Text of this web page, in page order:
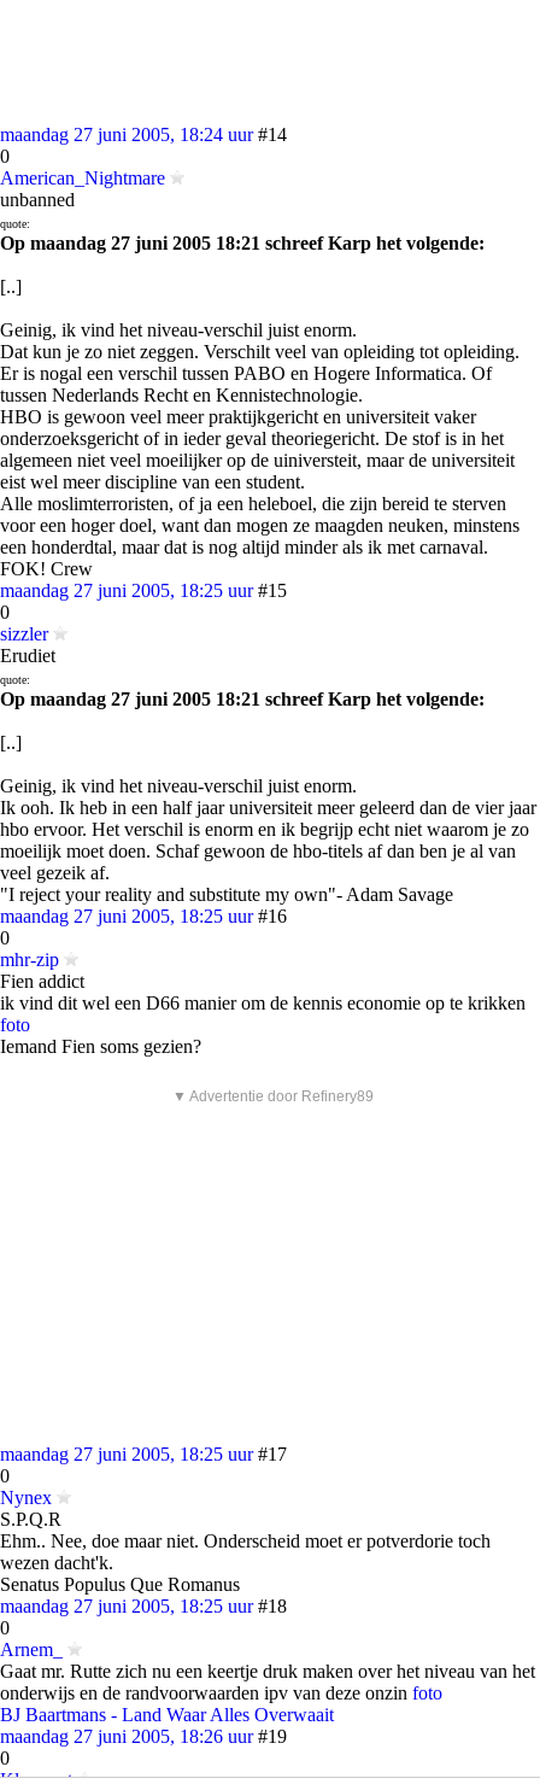
maandag 27 juni 2005, 18:24 uur #14
0
American_Nightmare
unbanned
quote:
Op maandag 27 juni 2005 18:21 schreef Karp het volgende:
[..]
Geinig, ik vind het niveau-verschil juist enorm.
Dat kun je zo niet zeggen. Verschilt veel van opleiding tot opleiding.
Er is nogal een verschil tussen PABO en Hogere Informatica. Of
tussen Nederlands Recht en Kennistechnologie.
HBO is gewoon veel meer praktijkgericht en universiteit vaker
onderzoeksgericht of in ieder geval theoriegericht. De stof is in het
algemeen niet veel moeilijker op de uiniversteit, maar de universiteit
eist wel meer discipline van een student.
Alle moslimterroristen, of ja een heleboel, die zijn bereid te sterven
voor een hoger doel, want dan mogen ze maagden neuken, minstens
een honderdtal, maar dat is nog altijd minder als ik met carnaval.
FOK! Crew
maandag 27 juni 2005, 18:25 uur #15
0
sizzler
Erudiet
quote:
Op maandag 27 juni 2005 18:21 schreef Karp het volgende:
[..]
Geinig, ik vind het niveau-verschil juist enorm.
Ik ooh. Ik heb in een half jaar universiteit meer geleerd dan de vier jaar
hbo ervoor. Het verschil is enorm en ik begrijp echt niet waarom je zo
moeilijk moet doen. Schaf gewoon de hbo-titels af dan ben je al van
veel gezeik af.
"I reject your reality and substitute my own"- Adam Savage
maandag 27 juni 2005, 18:25 uur #16
0
mhr-zip
Fien addict
ik vind dit wel een D66 manier om de kennis economie op te krikken
foto
Iemand Fien soms gezien?
▼ Advertentie door Refinery89
maandag 27 juni 2005, 18:25 uur #17
0
Nynex
S.P.Q.R
Ehm.. Nee, doe maar niet. Onderscheid moet er potverdorie toch
wezen dacht'k.
Senatus Populus Que Romanus
maandag 27 juni 2005, 18:25 uur #18
0
Arnem_
Gaat mr. Rutte zich nu een keertje druk maken over het niveau van het
onderwijs en de randvoorwaarden ipv van deze onzin foto
BJ Baartmans - Land Waar Alles Overwaait
maandag 27 juni 2005, 18:26 uur #19
0
Klemvast